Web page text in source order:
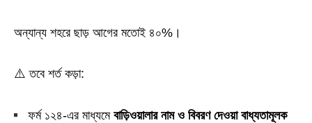
অন্যান্য শহরে ছাড় আগের মতোই ৪০%।
⚠️ তবে শর্ত কড়া:
ফর্ম ১২৪‑এর মাধ্যমে বাড়িওয়ালার নাম ও বিবরণ দেওয়া বাধ্যতামূলক